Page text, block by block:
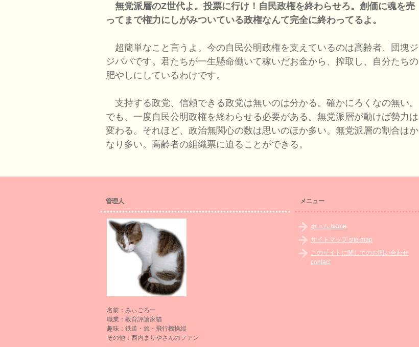
無党派層のZ世代よ。投票に行け！自民政権を終わらせろ。創価に魂を売
ってまで権力にしがみついている政権なんて完全に終わってるよ。
超簡単なこと言うよ。今の自民公明政権を支えているのは高齢者、団塊ジ
ジババです。君たちが一生懸命働いて稼いだお金から、搾取し、自分たちの
肥やしにしているわけです。
支持する政党、信頼できる政党は無いのは分かる。確かにろくなの無い。
でも、一度自民公明政権を終わらせる必要がある。無党派層が動けば勢力は
変わる。それほど、政治無関心の数は思いのほか多い。無党派層の割合はか
なり多い。高齢者の組織票に迫ることができる。
管理人
名前：みぃごろー
職業：教育評論家猫
趣味：鉄道・旅・飛行機操縦
その他：西内まりやさんのファン
メニュー
ホーム home
サイトマップ site map
このサイトに関してのお問い合わせ
contact